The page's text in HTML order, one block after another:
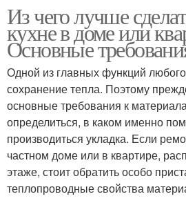
Из чего лучше
кухне в доме или
Основные
Одной из главных функций
сохранение тепла. Поэтому
основные требования к
определиться, в каком именно
производиться укладка. Если
частном доме или в квартире,
этаже, стоит обратить особо
теплопроводные свойства